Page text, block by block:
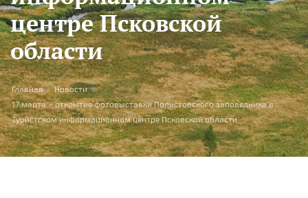
центре Псковской
области
You are here
Главная » Новости »
17 марта – открытие фотовыставки Полистовского заповедника в
Туристском информационном центре Псковской области